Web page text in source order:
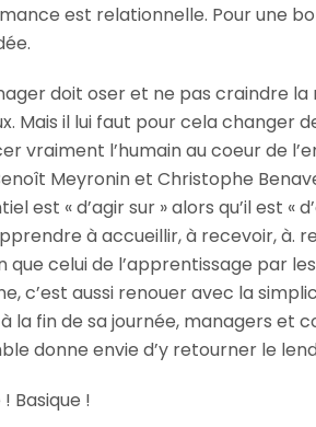
est relationnelle. Pour une
doit oser et ne pas craindre
Mais il lui faut pour cela changer
vraiment l’humain au coeur de
Meyronin et Christophe
est « d’agir sur » alors qu’il est
à accueillir, à recevoir, à.
que celui de l’apprentissage par
c’est aussi renouer avec la
la fin de sa journée, managers et
donne envie d’y retourner le
Basique !